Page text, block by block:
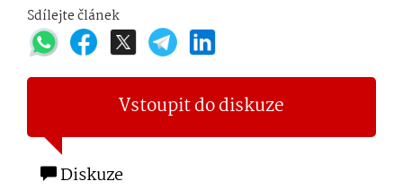
Sdílejte článek
Vstoupit do diskuze
Diskuze